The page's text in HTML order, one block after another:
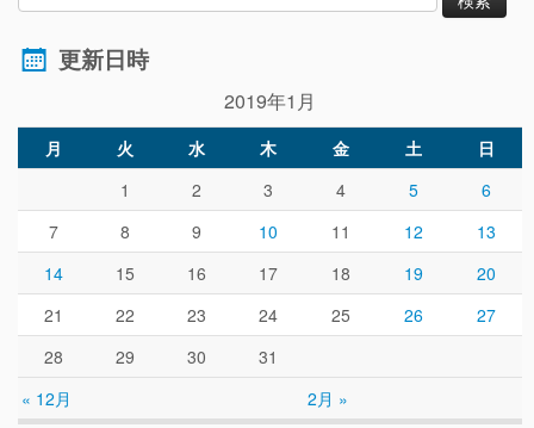
更新日時
2019年1月
月 火 水 木 金 土 日
« 12月 2月 »
1 2 3 4 5
6
7
8 9 10 11 12
13
14
15 16 17 18 19
20
21
22 23 24 25 26
27
28
29 30 31